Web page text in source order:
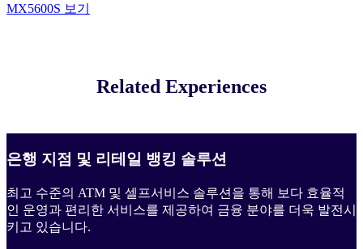
MX5600S 보기
Related Experiences
은행 지점 및 리테일 뱅킹 솔루션
최고 수준의 ATM 및 셀프서비스 솔루션을 통해 보다 효율적
인 운영과 편리한 서비스를 제공하여 금융 분야를 더욱 발전시
키고 있습니다.